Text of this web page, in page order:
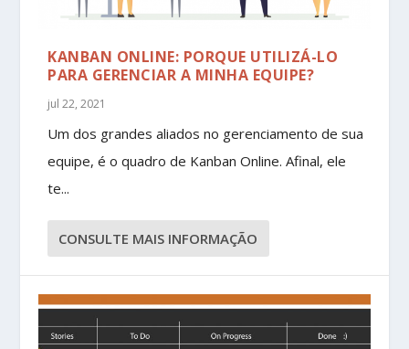
KANBAN ONLINE: PORQUE UTILIZÁ-LO
PARA GERENCIAR A MINHA EQUIPE?
jul 22, 2021
Um dos grandes aliados no gerenciamento de sua
equipe, é o quadro de Kanban Online. Afinal, ele
te...
CONSULTE MAIS INFORMAÇÃO